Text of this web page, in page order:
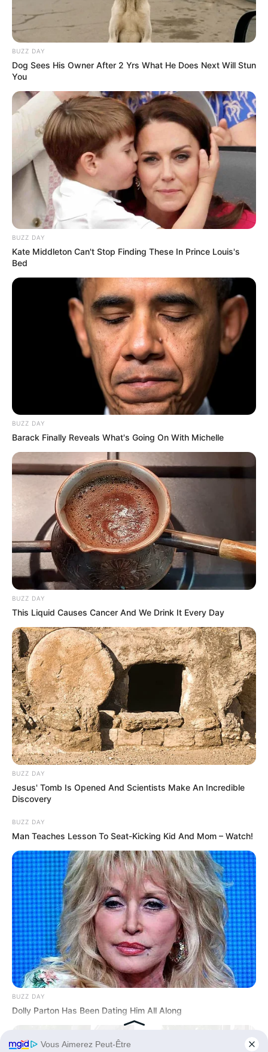
le
BUZZ DAY
Dog Sees His Owner After 2 Yrs What He Does Next Will Stun
You
BUZZ DAY
Kate Middleton Can't Stop Finding These In Prince Louis's
Bed
BUZZ DAY
Barack Finally Reveals What's Going On With Michelle
BUZZ DAY
This Liquid Causes Cancer And We Drink It Every Day
BUZZ DAY
Jesus' Tomb Is Opened And Scientists Make An Incredible
Discovery
BUZZ DAY
Man Teaches Lesson To Seat-Kicking Kid And Mom – Watch!
BUZZ DAY
Dolly Parton Has Been Dating Him All Along